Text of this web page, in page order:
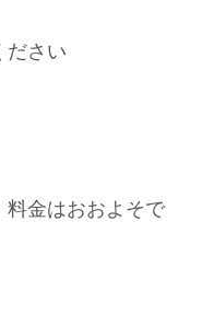
ださい
料金はおおよそで